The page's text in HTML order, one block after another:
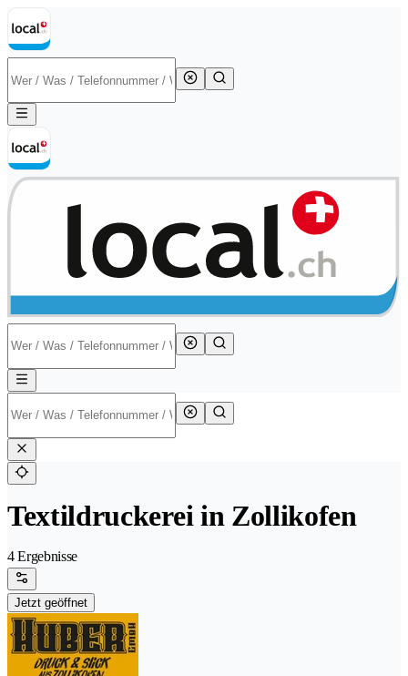
Textildruckerei in Zollikofen
4 Ergebnisse
Jetzt geöffnet